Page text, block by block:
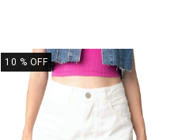
10 % OFF